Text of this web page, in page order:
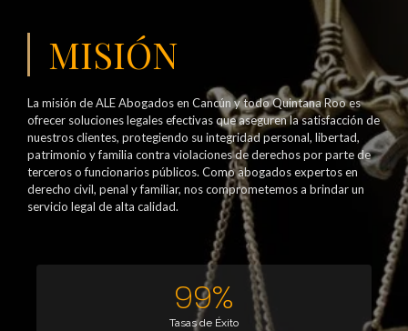
MISIÓN
La misión de ALE Abogados en Cancún y todo Quintana Roo es
ofrecer soluciones legales efectivas que aseguren la satisfacción de
nuestros clientes, protegiendo su integridad personal, libertad,
patrimonio y familia contra violaciones de derechos por parte de
terceros o funcionarios públicos. Como abogados expertos en
derecho civil, penal y familiar, nos comprometemos a brindar un
servicio legal de alta calidad.
Tasas de Éxito
99%